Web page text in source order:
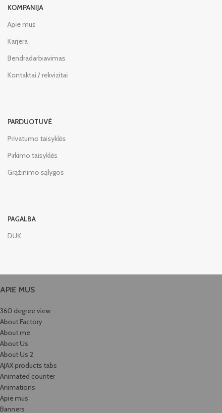
KOMPANIJA
Apie mus
Karjera
Bendradarbiavimas
Kontaktai / rekvizitai
PARDUOTUVĖ
Privatumo taisyklės
Pirkimo taisyklės
Grąžinimo sąlygos
PAGALBA
DUK
APIE MUS
360 degree view
About Factory
About me
About Us
About Us 2
AJAX products tabs
Animated counter
Animations
Apie mus
Banners